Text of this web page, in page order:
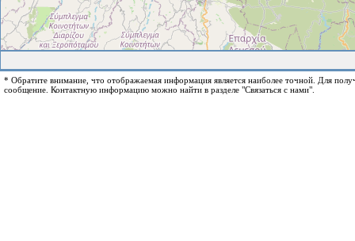
* Обратите внимание, что отображаемая информация является наиболее точной. Для
сообщение. Контактную информацию можно найти в разделе "Связаться с нами".